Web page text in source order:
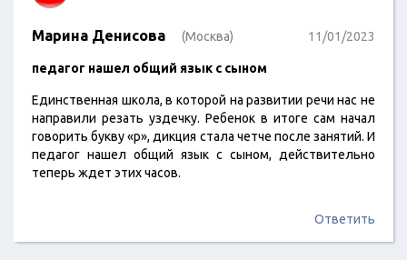
Марина Денисова (Москва) 11/01/2023
педагог нашел общий язык с сыном
Единственная школа, в которой на развитии речи нас не
направили резать уздечку. Ребенок в итоге сам начал
говорить букву «р», дикция стала четче после занятий. И
педагог нашел общий язык с сыном, действительно
теперь ждет этих часов.
Ответить